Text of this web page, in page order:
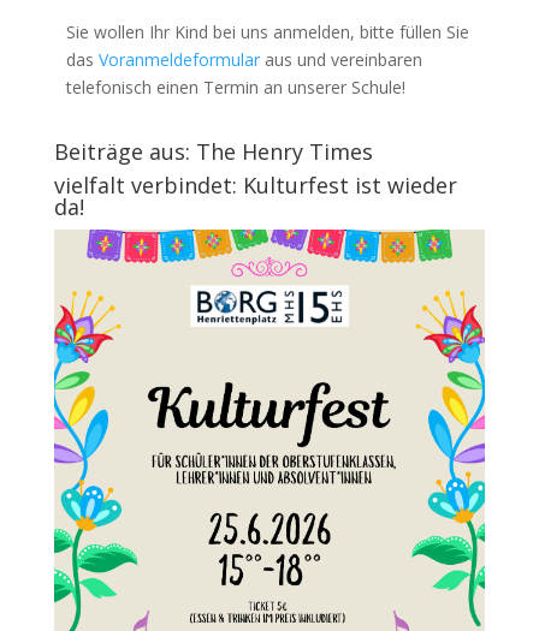
Sie wollen Ihr Kind bei uns anmelden, bitte füllen Sie
das Voranmeldeformularaus und vereinbaren
telefonisch einen Termin an unserer Schule!
Beiträge aus: The Henry Times
vielfalt verbindet: Kulturfest ist wieder
da!